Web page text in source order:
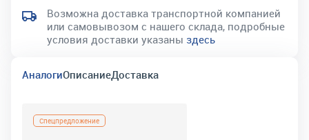
Возможна доставка транспортной компанией
или самовывозом с нашего склада, подробные
условия доставки указаны здесь
АналогиОписаниеДоставка
Спецпредложение